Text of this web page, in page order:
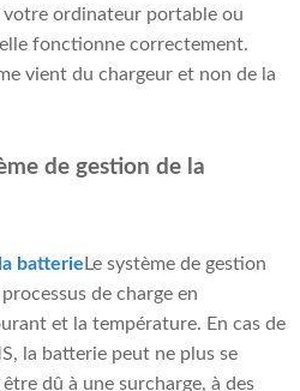
votre ordinateur portable ou
fonctionne correctement.
vient du chargeur et non de la
de gestion de la
batterie Le système de gestion
de charge en
et la température. En cas de
la batterie peut ne plus se
dû à une surcharge, à des